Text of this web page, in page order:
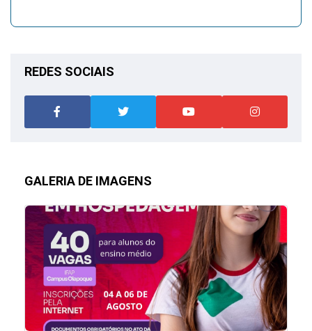
REDES SOCIAIS
GALERIA DE IMAGENS